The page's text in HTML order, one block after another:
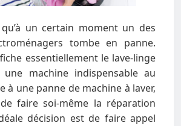
un certain moment un des
tombe en panne.
essentiellement le lave-linge
machine indispensable au
à une panne de machine à laver,
faire soi-même la réparation
décision est de faire appel